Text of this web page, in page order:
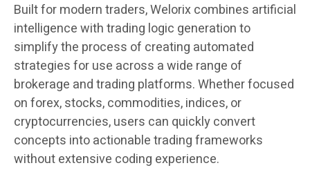
Built for modern traders, Welorix combines artificial
intelligence with trading logic generation to
simplify the process of creating automated
strategies for use across a wide range of
brokerage and trading platforms. Whether focused
on forex, stocks, commodities, indices, or
cryptocurrencies, users can quickly convert
concepts into actionable trading frameworks
without extensive coding experience.